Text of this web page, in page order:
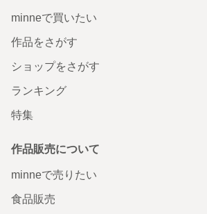
minneで買いたい
作品をさがす
ショップをさがす
ランキング
特集
作品販売について
minneで売りたい
食品販売